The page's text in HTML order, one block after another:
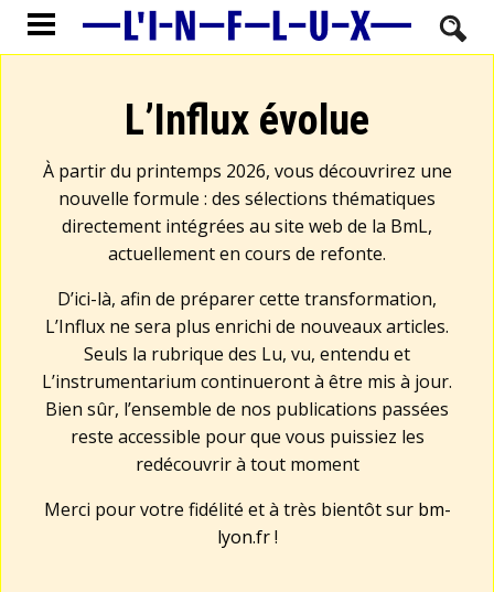
L’Influx évolue
À partir du printemps 2026, vous découvrirez une
nouvelle formule : des sélections thématiques
directement intégrées au site web de la BmL,
actuellement en cours de refonte.
D’ici-là, afin de préparer cette transformation,
L’Influx ne sera plus enrichi de nouveaux articles.
Seuls la rubrique des Lu, vu, entendu et
L’instrumentarium continueront à être mis à jour.
Bien sûr, l’ensemble de nos publications passées
reste accessible pour que vous puissiez les
redécouvrir à tout moment
Merci pour votre fidélité et à très bientôt sur bm-
lyon.fr!